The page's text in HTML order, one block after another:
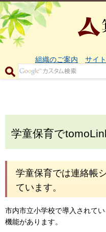
組織のご案内 サイ
学童保育で
学童保育では連絡帳
ています。
市内市立小学校で導入されて
機能があります。